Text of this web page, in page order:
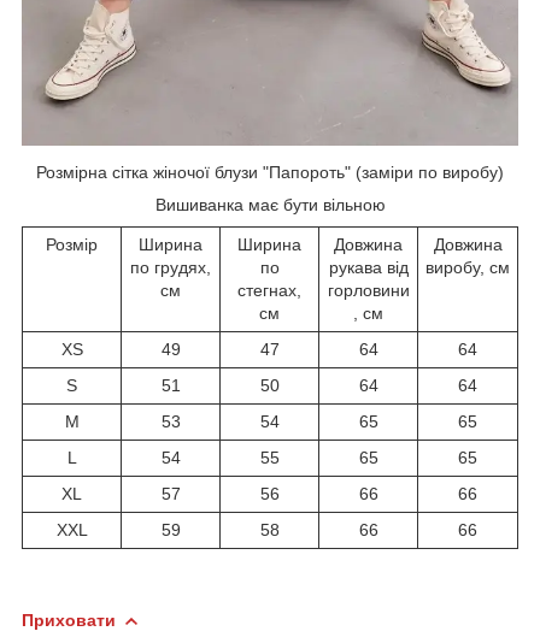
Розмірна сітка жіночої блузи "Папороть" (заміри по виробу)
Вишиванка має бути вільною
Розмір
Ширина
по грудях,
см
Ширина
по
стегнах,
см
Довжина
рукава від
горловини
, см
Довжина
виробу, см
XS 49 47 64
64
S
51 50 64
64
M
53 54 65
65
L
54 55 65
65
XL
57 56 66
66
ХХL
59 58 66 66
Приховати